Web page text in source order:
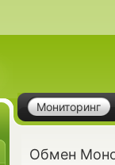
Мониторинг
Обмен